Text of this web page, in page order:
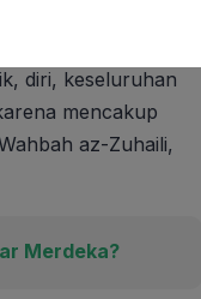
ibuku,” atau,
diri, keseluruhan
mencakup
az-Zuhaili,
Merdeka?